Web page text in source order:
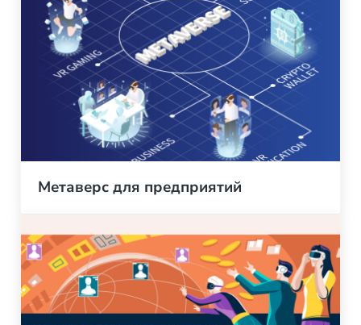
Метаверс для предприятий